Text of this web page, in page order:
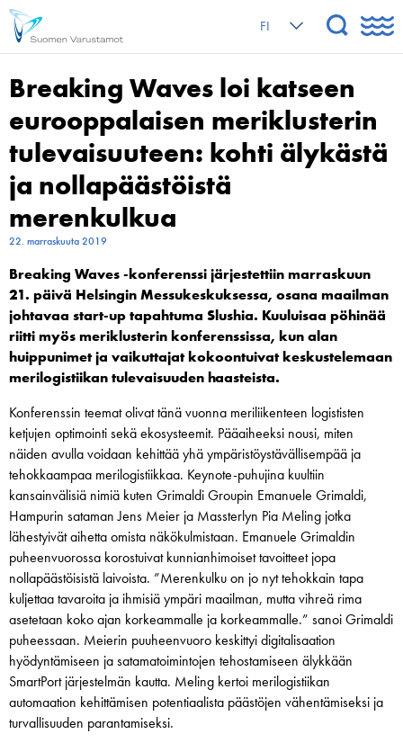
FI
Breaking Waves loi katseen
eurooppalaisen meriklusterin
tulevaisuuteen: kohti älykästä
ja nollapäästöistä
merenkulkua
22. marraskuuta 2019
Breaking Waves -konferenssi järjestettiin marraskuun
21. päivä Helsingin Messukeskuksessa, osana maailman
johtavaa start-up tapahtuma Slushia. Kuuluisaa pöhinää
riitti myös meriklusterin konferenssissa, kun alan
huippunimet ja vaikuttajat kokoontuivat keskustelemaan
merilogistiikan tulevaisuuden haasteista.
Konferenssin teemat olivat tänä vuonna meriliikenteen logististen
ketjujen optimointi sekä ekosysteemit. Pääaiheeksi nousi, miten
näiden avulla voidaan kehittää yhä ympäristöystävällisempää ja
tehokkaampaa merilogistiikkaa. Keynote-puhujina kuultiin
kansainvälisiä nimiä kuten Grimaldi Groupin Emanuele Grimaldi,
Hampurin sataman Jens Meier ja Massterlyn Pia Meling jotka
lähestyivät aihetta omista näkökulmistaan. Emanuele Grimaldin
puheenvuorossa korostuivat kunnianhimoiset tavoitteet jopa
nollapäästöisistä laivoista. ”Merenkulku on jo nyt tehokkain tapa
kuljettaa tavaroita ja ihmisiä ympäri maailman, mutta vihreä rima
asetetaan koko ajan korkeammalle ja korkeammalle.” sanoi Grimaldi
puheessaan. Meierin puuheenvuoro keskittyi digitalisaation
hyödyntämiseen ja satamatoimintojen tehostamiseen älykkään
SmartPort järjestelmän kautta. Meling kertoi merilogistiikan
automaation kehittämisen potentiaalista päästöjen vähentämiseksi ja
turvallisuuden parantamiseksi.